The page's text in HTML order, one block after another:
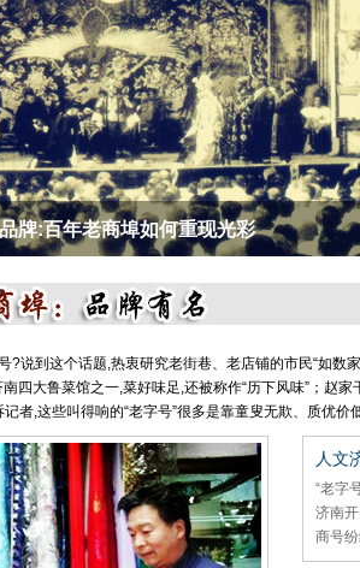
牌:百年老商埠如何重现光彩
?说到这个话题,热衷研究老街巷、老店铺的市民“如
四大鲁菜馆之一,菜好味足,还被称作“历下风味”；赵
者,这些叫得响的“老字号”很多是靠童叟无欺、质优价
人文
“老字
济南
商号